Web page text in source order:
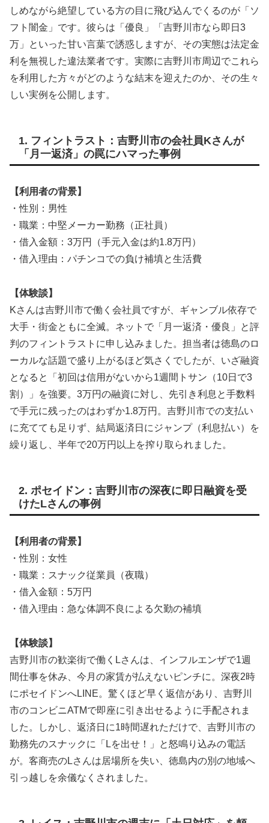
しめながら絶望している方の目に飛び込んでくるのが「ソ
フト闇金」です。彼らは「優良」「吉野川市なら即日3
万」といった甘い言葉で誘惑しますが、その実態は法定金
利を無視した違法業者です。実際に吉野川市周辺でこれら
を利用した方々がどのような結末を迎えたのか、その生々
しい実例を公開します。
1. フィントラスト：吉野川市の会社員Kさんが
「月一返済」の罠にハマった事例
【利用者の背景】
・性別：男性
・職業：中堅メーカー勤務（正社員）
・借入金額：3万円（手元入金は約1.8万円）
・借入理由：パチンコでの負け補填と生活費
【体験談】
Kさんは吉野川市で働く会社員ですが、ギャンブル依存で
大手・街金ともに全滅。ネットで「月一返済・優良」と評
判のフィントラストに申し込みました。担当者は徳島のロ
ーカルな話題で盛り上がるほど気さくでしたが、いざ融資
となると「初回は信用がないから1週間トサン（10日で3
割）」を強要。3万円の融資に対し、先引き利息と手数料
で手元に残ったのはわずか1.8万円。吉野川市での支払い
に充てても足りず、結局返済日にジャンプ（利息払い）を
繰り返し、半年で20万円以上を搾り取られました。
2. ポセイドン：吉野川市の深夜に即日融資を受
けたLさんの事例
【利用者の背景】
・性別：女性
・職業：スナック従業員（夜職）
・借入金額：5万円
・借入理由：急な体調不良による欠勤の補填
【体験談】
吉野川市の歓楽街で働くLさんは、インフルエンザで1週
間仕事を休み、今月の家賃が払えないピンチに。深夜2時
にポセイドンへLINE。驚くほど早く返信があり、吉野川
市のコンビニATMで即座に引き出せるように手配されま
した。しかし、返済日に1時間遅れただけで、吉野川市の
勤務先のスナックに「Lを出せ！」と怒鳴り込みの電話
が。客商売のLさんは居場所を失い、徳島内の別の地域へ
引っ越しを余儀なくされました。